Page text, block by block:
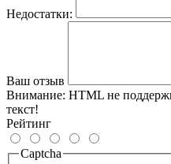
Недостатки:
Ваш отзыв
Внимание: HTML не
текст!
Рейтинг
Captcha